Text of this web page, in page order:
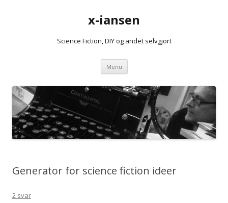
x-iansen
Science Fiction, DIY og andet selvgjort
Menu Hop
indhold
Generator for science fiction ideer
2 svar